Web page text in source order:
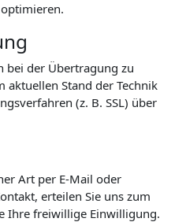
bei der Übertragung zu
aktuellen Stand der Technik
(z. B. SSL) über
Art per E-Mail oder
erteilen Sie uns zum
Ihre freiwillige Einwilligung.